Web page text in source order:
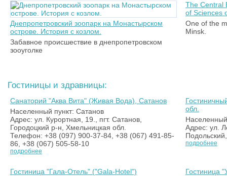
Днепропетровский зоопарк на Монастырском
острове. История с козлом.
Забавное происшествие в днепропетровском
зооуголке
The Central
of Sciences
One of the
Minsk.
Гостиницы и здравницы:
Санаторий "Аква Вита" (Живая Вода), Сатанов
Населенный пункт: Сатанов
Адрес: ул. Курортная, 19., пгт. Сатанов,
Городоцкий р-н, Хмельницкая обл.
Телефон: +38 (097) 900-37-84, +38 (067) 491-85-
86, +38 (067) 505-58-10
подробнее
обл.
Адрес: ул.
подробнее
Гостиница "Гала-Отель" ("Gala-Hotel")
Гостиница